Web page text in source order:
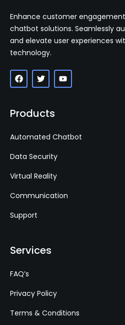
Enhance customer
chatbot solutions. Seamlessly
and elevate user experiences
technology.
Products
Automated Chatbot
Data Security
Virtual Reality
Communication
Support
Services
FAQ’s
Privacy Policy
Terms & Conditions